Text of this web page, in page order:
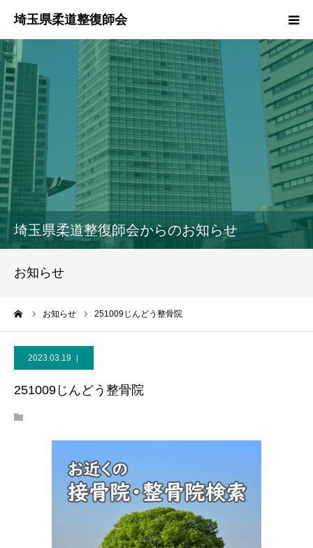
埼玉県柔道整復師会からのお知らせ
お知らせ
お知らせ 251009じんどう整骨院
2023.03.19
251009じんどう整骨院
本会のご紹介
情報公開
柔道整復師とは
接骨院・整骨院検索